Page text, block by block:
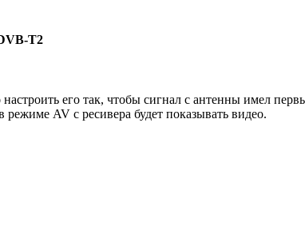
T2
его так, чтобы сигнал с антенны имел
AV с ресивера будет показывать видео.